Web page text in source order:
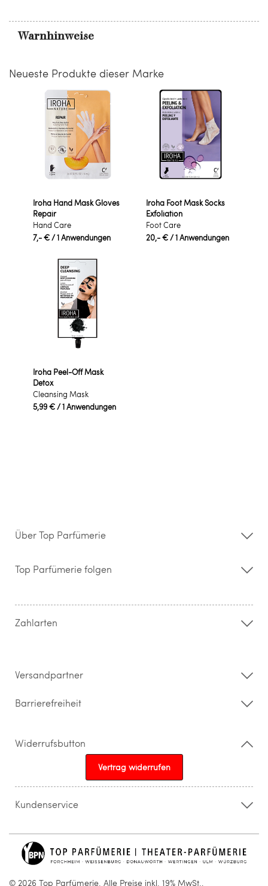
Warnhinweise
Neueste Produkte dieser Marke
Iroha Hand Mask Gloves
Repair
Hand Care
7,- €/ 1 Anwendungen
Iroha Foot Mask Socks
Exfoliation
Foot Care
20,- €/ 1 Anwendungen
Iroha Peel-Off Mask
Detox
Cleansing Mask
5,99 €/ 1 Anwendungen
Über Top Parfümerie
Storefinder
Kontakt
Widerrufsrecht & Rückgabebedingungen
Top Parfümerie folgen
Zahlarten
Versandpartner
Barrierefreiheit
Widerrufsbutton
Vertrag widerrufen
Kundenservice
info@topparfuemerie.de
© 2026 Top Parfümerie. Alle Preise inkl. 19% MwSt.,